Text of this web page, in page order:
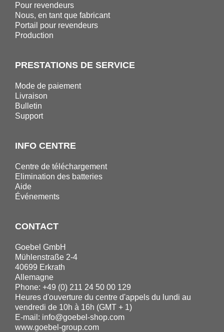
Pour revendeurs
Nous, en tant que fabricant
Portail pour revendeurs
Production
PRESTATIONS DE SERVICE
Mode de paiement
Livraison
Bulletin
Support
INFO CENTRE
Centre de téléchargement
Elimination des batteries
Aide
Événements
CONTACT
Goebel GmbH
Mühlenstraße 2-4
40699 Erkrath
Allemagne
Phone: +49 (0) 211 24 50 00 129
Heures d'ouverture du centre d'appels du lundi au
vendredi de 10h à 16h (GMT + 1)
E-mail: info@goebel-shop.com
www.goebel-group.com